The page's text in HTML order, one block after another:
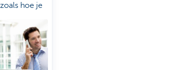
hoe je
je een